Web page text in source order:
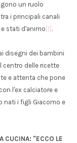
un ruolo
i principali canali
stati d'animo [1] .
disegni dei bambini
centro delle ricette
e attenta che pone
l'ex calciatore e
nati i figli Giacomo e
CUCINA: "ECCO LE